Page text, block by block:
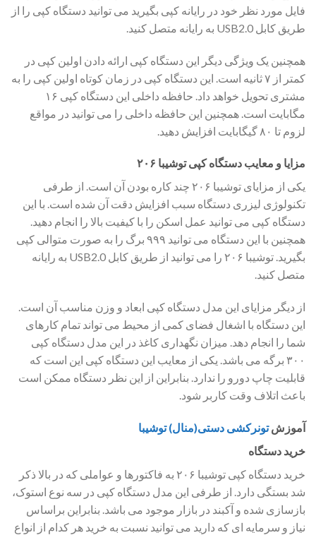
فایل مورد نظر خود در رایانه کپی بگیرید می توانید دستگاه کپی را از
طریق کابل USB2.0 به رایانه متصل کنید.
همچنین یک ویژگی دیگر این دستگاه کپی ارائه دادن اولین کپی در
کمتر از ۷ ثانیه است. این دستگاه کپی در زمان کوتاه اولین کپی را به
مشتری تحویل خواهد داد. حافظه داخلی این دستگاه کپی ۱۶
مگابایت است. همچنین این حافظه داخلی را می توانید در مواقع
لزوم تا ۸۰ گیگابایت افزایش دهید.
مزایا و معایب دستگاه کپی توشیبا ۲۰۶
یکی از مزایای توشیبا ۲۰۶ چند کاره بودن آن است. از طرفی
تکنولوژی لیزری دستگاه سبب افزایش دقت آن شده است. با این
دستگاه کپی می توانید عمل اسکن را با کیفیت بالا را انجام دهید.
همچنین با این دستگاه می توانید ۹۹۹ برگ را به صورت متوالی کپی
بگیرید. توشیبا ۲۰۶ را می توانید از طریق کابل USB2.0 به رایانه
متصل کنید.
از دیگر مزایای این مدل دستگاه کپی ابعاد و وزن مناسب آن است.
این دستگاه با اشغال فضای کمی از محیط می تواند تمام کارهای
شما را انجام دهد. میزان نگهداری کاغذ در این مدل دستگاه کپی
۳۰۰ برگه می باشد. یکی از معایب این دستگاه کپی این است که
قابلیت چاپ دورو را ندارد. بنابراین از این نظر دستگاه ممکن است
باعث اتلاف وقت کاربر شود.
آموزشتونرکشی دستی(منال) توشیبا
خرید دستگاه
خرید دستگاه کپی توشیبا ۲۰۶ به فاکتورها و عواملی که در بالا ذکر
شد بستگی دارد. از طرفی این مدل دستگاه کپی در سه نوع استوک،
بازسازی شده و آکبند در بازار موجود می باشد. بنابراین براساس
نیاز و سرمایه ای که دارید می توانید نسبت به خرید هر کدام از انواع